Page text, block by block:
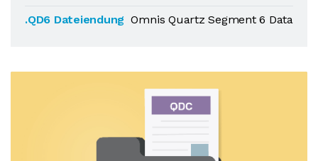
.QD6 Dateiendung Omnis Quartz Segment 6 Data